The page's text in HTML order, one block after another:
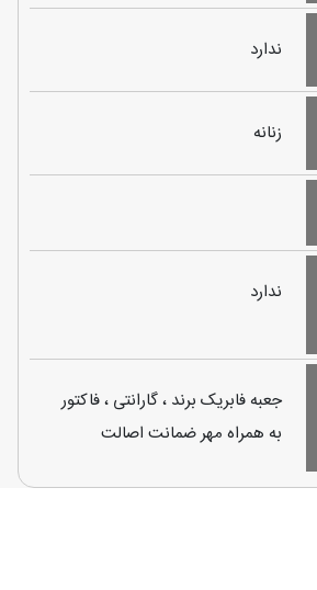
ندارد
زنانه
ندارد
جعبه فابریک برند ، گارانتی ، فاکتور
به همراه مهر ضمانت اصالت